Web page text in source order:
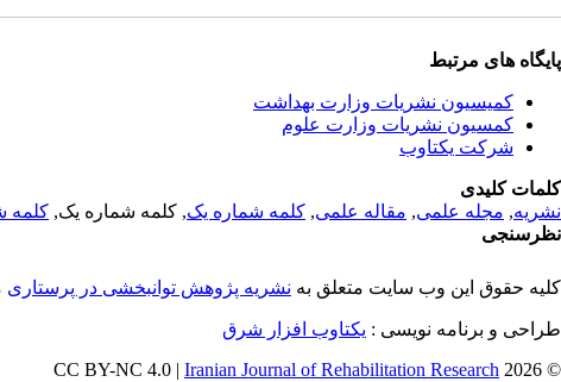
پایگاه های مرتبط
کمیسیون نشریات وزارت بهداشت
کمسیون نشریات وزارت علوم
شرکت یکتاوب
کلمات کلیدی
نشریه, مجله علمی, مقاله علمی, کلمه شماره یک, کلمه شماره یک, کلمه
نظرسنجی
کلیه حقوق این وب سایت متعلق به نشریه پژوهش توانبخشی در پرستاری
طراحی و برنامه نویسی : یکتاوب افزار شرق
© 2026 CC BY-NC 4.0 |
Iranian Journal of Rehabilitation Research